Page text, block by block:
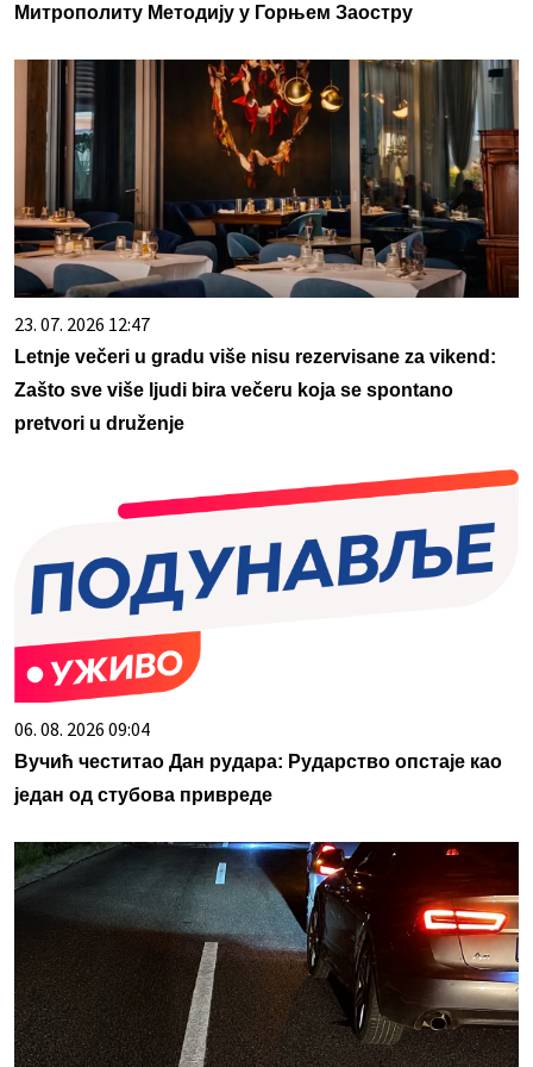
Митрополиту Методију у Горњем Заостру
23. 07. 2026 12:47
Letnje večeri u gradu više nisu rezervisane za vikend:
Zašto sve više ljudi bira večeru koja se spontano
pretvori u druženje
06. 08. 2026 09:04
Вучић честитао Дан рудара: Рударство опстаје као
један од стубова привреде